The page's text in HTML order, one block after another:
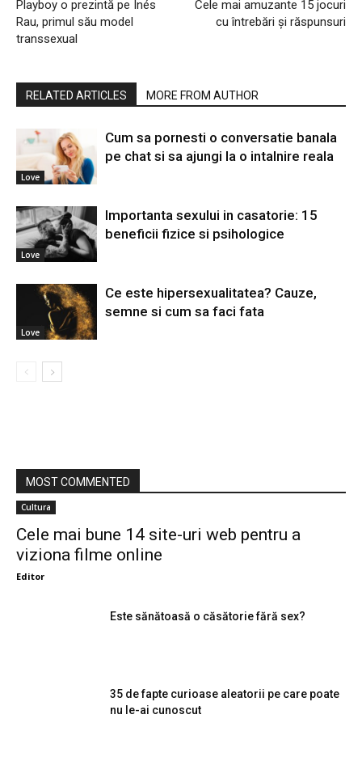
Playboy o prezintă pe Inés
Rau, primul său model
transsexual
Cele mai amuzante 15 jocuri
cu întrebări și răspunsuri
RELATED ARTICLES MORE FROM AUTHOR
Love
Cum sa pornesti o conversatie banala
pe chat si sa ajungi la o intalnire reala
Love
Importanta sexului in casatorie: 15
beneficii fizice si psihologice
Love
Ce este hipersexualitatea? Cauze,
semne si cum sa faci fata
MOST COMMENTED
Cultura
Cele mai bune 14 site-uri web pentru a
viziona filme online
Editor
Este sănătoasă o căsătorie fără sex?
35 de fapte curioase aleatorii pe care poate
nu le-ai cunoscut